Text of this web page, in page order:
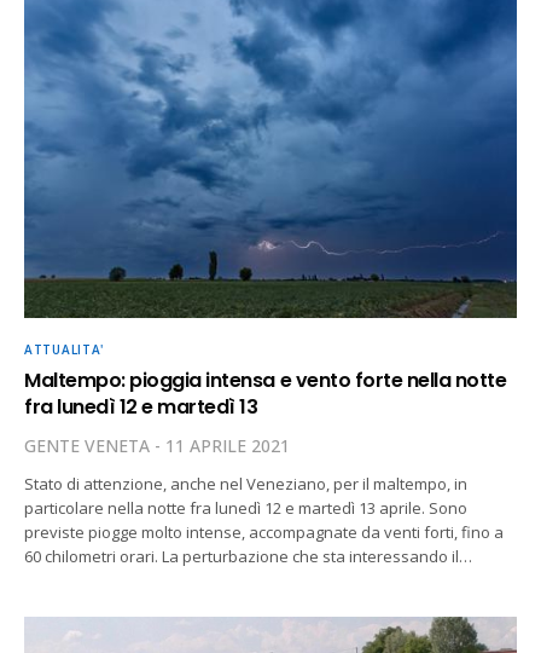
ATTUALITA'
Maltempo: pioggia intensa e vento forte nella notte
fra lunedì 12 e martedì 13
GENTE VENETA 11 APRILE 2021
Stato di attenzione, anche nel Veneziano, per il maltempo, in
particolare nella notte fra lunedì 12 e martedì 13 aprile. Sono
previste piogge molto intense, accompagnate da venti forti, fino a
60 chilometri orari. La perturbazione che sta interessando il…